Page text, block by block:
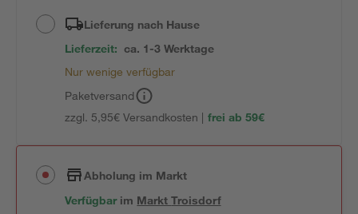
Lieferung nach Hause
Lieferzeit: ca. 1-3 Werktage
Nur wenige verfügbar
Paketversand
zzgl. 5,95€ Versandkosten | frei ab 59€
Abholung im Markt
Verfügbar im MarktTroisdorf